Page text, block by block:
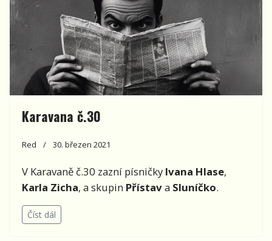
Karavana č.30
Red 30. březen 2021
V Karavaně č.30 zazní písničky Ivana Hlase,
Karla Zicha, a skupin Přístava Sluníčko.
Číst dál